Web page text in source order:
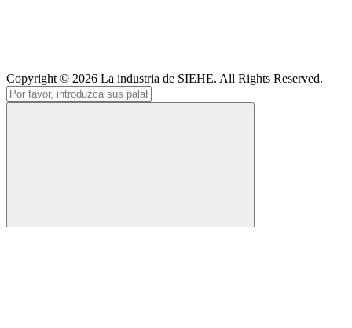
Copyright © 2026 La industria de SIEHE. All Rights Reserved.